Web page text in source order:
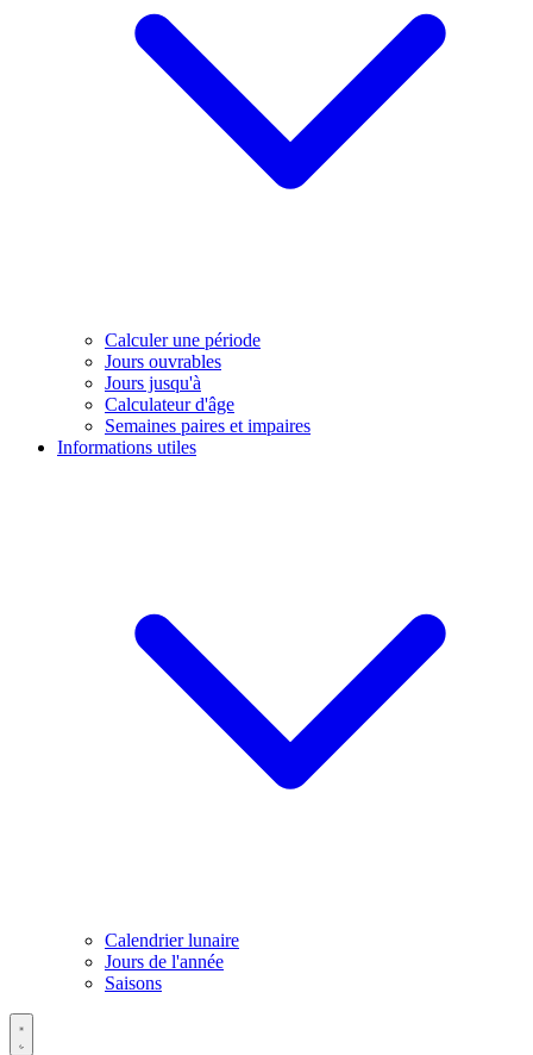
Calculer une période
Jours ouvrables
Jours jusqu'à
Calculateur d'âge
Semaines paires et impaires
Informations utiles
Calendrier lunaire
Jours de l'année
Saisons